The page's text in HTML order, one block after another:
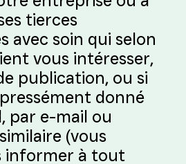
tierces
avec soin qui selon
vous intéresser,
publication, ou si
donné
par e-mail ou
(vous
informer à tout